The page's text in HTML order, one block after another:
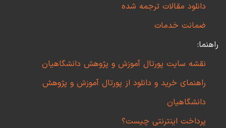
دانلود مقالات ترجمه شده
ضمانت خدمات
راهنما:
نقشه سایت پورتال آموزش و پژوهش دانشگاهیان
راهنمای خرید و دانلود از پورتال آموزش و پژوهش
دانشگاهیان
پرداخت اینترنتی چیست؟